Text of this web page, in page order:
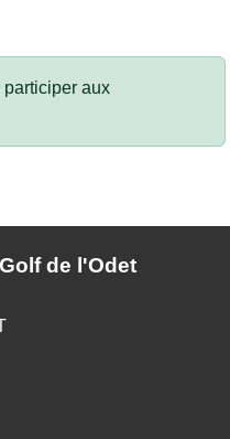
aux
de l'Odet